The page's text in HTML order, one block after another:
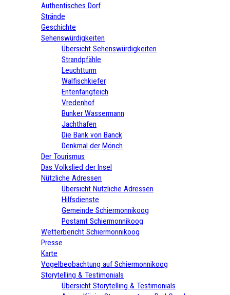
Authentisches Dorf
Strände
Geschichte
Sehenswürdigkeiten
Übersicht Sehenswürdigkeiten
Strandpfähle
Leuchtturm
Walfischkiefer
Entenfangteich
Vredenhof
Bunker Wassermann
Jachthafen
Die Bank von Banck
Denkmal der Mönch
Der Tourismus
Das Volkslied der Insel
Nützliche Adressen
Übersicht Nützliche Adressen
Hilfsdienste
Gemeinde Schiermonnikoog
Postamt Schiermonnikoog
Wetterbericht Schiermonnikoog
Presse
Karte
Vogelbeobachtung auf Schiermonnikoog
Storytelling & Testimonials
Übersicht Storytelling & Testimonials